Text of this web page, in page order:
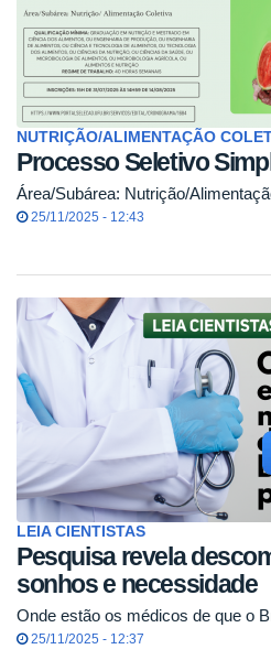
NUTRIÇÃO/ALIMENTAÇÃO
Processo Seletivo
Área/Subárea: Nutrição/
25/11/2025 - 12:43
LEIA CIENTISTAS
Pesquisa revela
sonhos e necessidade
Onde estão os médicos de que o
25/11/2025 - 12:37